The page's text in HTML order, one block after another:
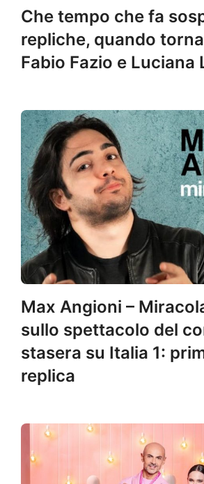
Che tempo che fa
repliche, quando
Fabio Fazio e
Max Angioni –
sullo spettacolo del
stasera su Italia 1:
replica